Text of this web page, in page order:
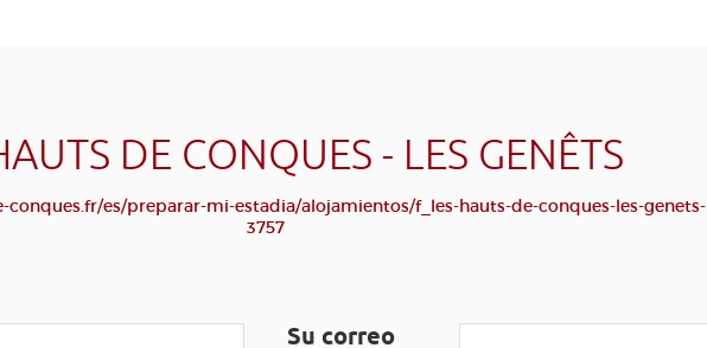
DE CONQUES - LES GENÊTS
es/preparar-mi-estadia/alojamientos/f_les-hauts-de-conques-les-genets-
3757
Su correo